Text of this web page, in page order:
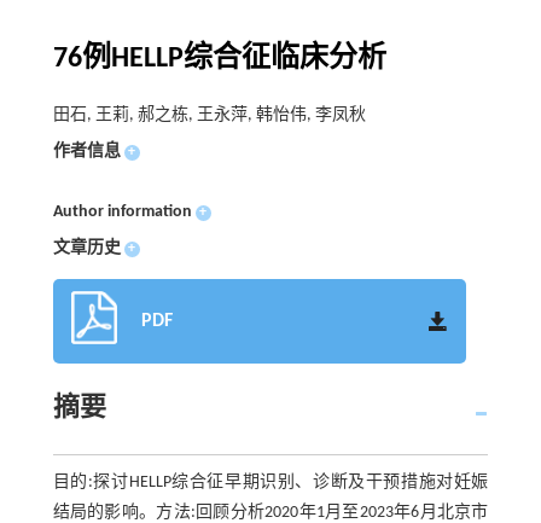
76例HELLP综合征临床分析
田石, 王莉, 郝之栋, 王永萍, 韩怡伟, 李凤秋
作者信息 +
Author information +
文章历史 +
PDF
摘要
目的:探讨HELLP综合征早期识别、诊断及干预措施对妊娠
结局的影响。方法:回顾分析2020年1月至2023年6月北京市